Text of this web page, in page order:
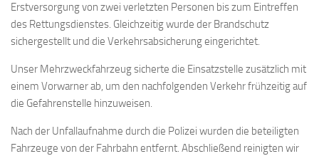
Erstversorgung von zwei verletzten Personen bis zum Eintreffen
des Rettungsdienstes. Gleichzeitig wurde der Brandschutz
sichergestellt und die Verkehrsabsicherung eingerichtet.
Unser Mehrzweckfahrzeug sicherte die Einsatzstelle zusätzlich mit
einem Vorwarner ab, um den nachfolgenden Verkehr frühzeitig auf
die Gefahrenstelle hinzuweisen.
Nach der Unfallaufnahme durch die Polizei wurden die beteiligten
Fahrzeuge von der Fahrbahn entfernt. Abschließend reinigten wir